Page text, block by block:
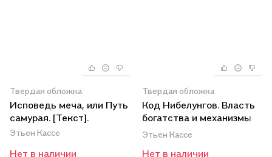
Твердая обложка
Исповедь меча, или Путь
самурая. [Текст].
Этьен Кассе
Нет в наличии
Твердая обложка
Код Нибелунгов. Власть
богатства и механизмы
власти [Текст].
Этьен Кассе
Нет в наличии